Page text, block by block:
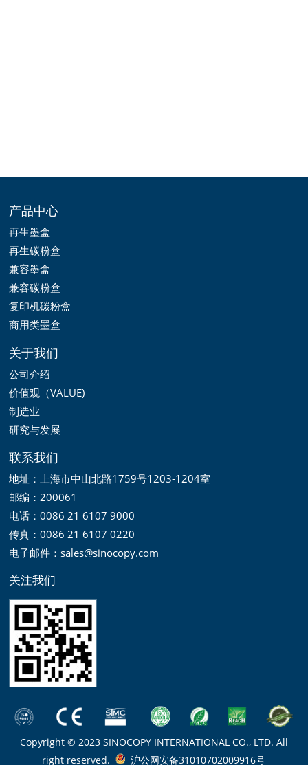
产品中心
再生墨盒
再生碳粉盒
兼容墨盒
兼容碳粉盒
复印机碳粉盒
商用类墨盒
关于我们
公司介绍
价值观（VALUE)
制造业
研究与发展
联系我们
地址：上海市中山北路1759号1203-1204室
邮编：200061
电话：0086 21 6107 9000
传真：0086 21 6107 0220
电子邮件：sales@sinocopy.com
关注我们
Copyright © 2023 SINOCOPY INTERNATIONAL CO., LTD. All
right reserved.
沪公网安备31010702009916号